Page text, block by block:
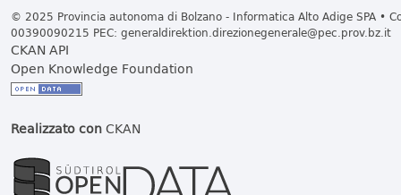
© 2025 Provincia autonoma di Bolzano - Informatica Alto Adige SPA •
00390090215 PEC: generaldirektion.direzionegenerale@pec.prov.bz.it
CKAN API
Open Knowledge Foundation
Realizzato conCKAN